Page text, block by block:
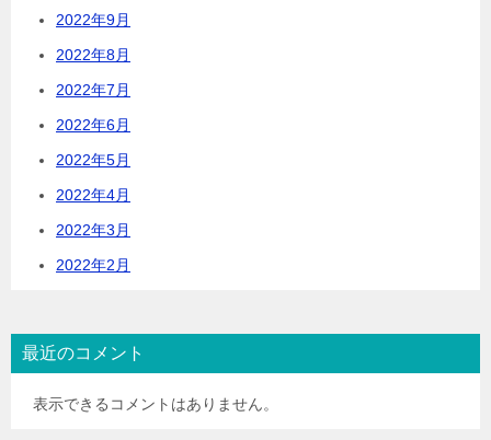
2022年9月
2022年8月
2022年7月
2022年6月
2022年5月
2022年4月
2022年3月
2022年2月
最近のコメント
表示できるコメントはありません。